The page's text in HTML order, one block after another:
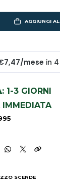
AGGIUNGI
: 1-3 GIORNI
SCENDE